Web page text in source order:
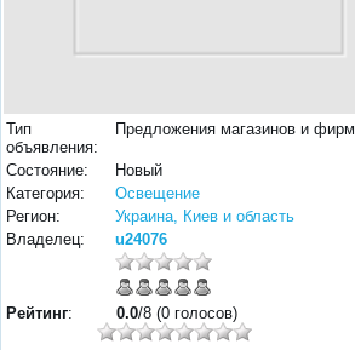
Тип
объявления:
Предложения магазинов и фирм
Состояние:
Новый
Категория:
Освещение
Регион:
Украина, Киев и область
Владелец:
u24076
Рейтинг: 0.0/8 (0 голосов)